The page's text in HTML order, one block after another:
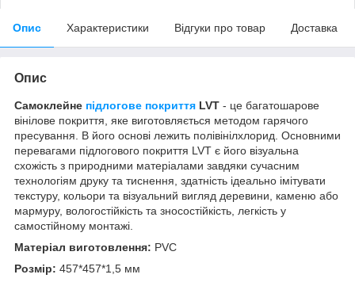
Опис Характеристики Відгуки про товар Доставка
Опис
Самоклейне підлогове покриття LVT - це багатошарове
вінілове покриття, яке виготовляється методом гарячого
пресування. В його основі лежить полівінілхлорид. Основними
перевагами підлогового покриття LVT є його візуальна
схожість з природними матеріалами завдяки сучасним
технологіям друку та тиснення, здатність ідеально імітувати
текстуру, кольори та візуальний вигляд деревини, каменю або
мармуру, вологостійкість та зносостійкість, легкість у
самостійному монтажі.
Матеріал виготовлення: PVC
Розмір: 457*457*1,5 мм